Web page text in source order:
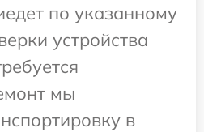
по указанному
устройства
мы
в